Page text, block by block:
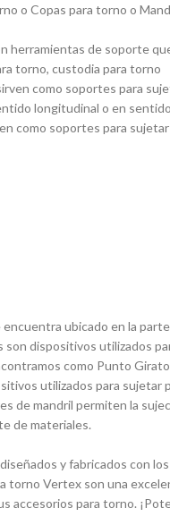
o Copas para torno o
de soporte
torno, custodia para torno
como soportes para
longitudinal o en
como soportes para
ubicado en la
dispositivos utilizados
como Punto
utilizados para sujetar
de mandril permiten la
de materiales.
y fabricados con
torno Vertex son una
accesorios para torno.